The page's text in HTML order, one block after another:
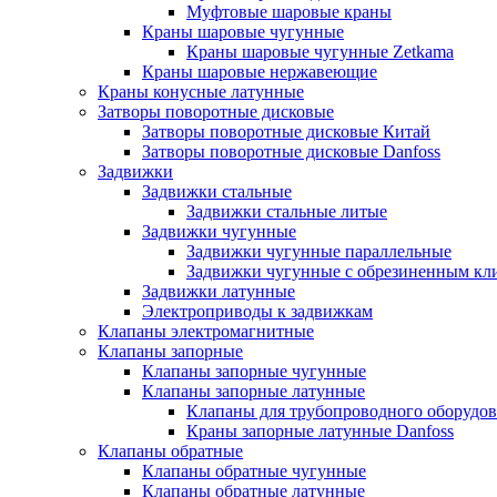
Муфтовые шаровые краны
Краны шаровые чугунные
Краны шаровые чугунные Zetkama
Краны шаровые нержавеющие
Краны конусные латунные
Затворы поворотные дисковые
Затворы поворотные дисковые Китай
Затворы поворотные дисковые Danfoss
Задвижки
Задвижки стальные
Задвижки стальные литые
Задвижки чугунные
Задвижки чугунные параллельные
Задвижки чугунные с обрезиненным
Задвижки латунные
Электроприводы к задвижкам
Клапаны электромагнитные
Клапаны запорные
Клапаны запорные чугунные
Клапаны запорные латунные
Клапаны для трубопроводного
Краны запорные латунные Danfoss
Клапаны обратные
Клапаны обратные чугунные
Клапаны обратные латунные